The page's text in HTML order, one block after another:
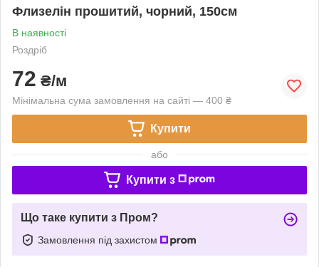
Флизелін прошитий, чорний, 150см
В наявності
Роздріб
72 ₴/м
Мінімальна сума замовлення на сайті — 400 ₴
Купити
або
Купити з
Що таке купити з Пром?
Замовлення під захистом